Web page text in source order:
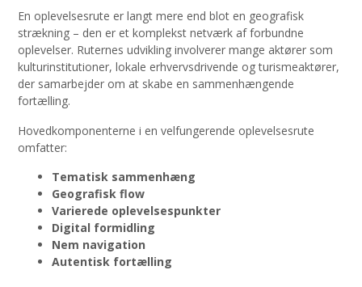
En oplevelsesrute er langt mere end blot en geografisk
strækning – den er et komplekst netværk af forbundne
oplevelser. Ruternes udvikling involverer mange aktører som
kulturinstitutioner, lokale erhvervsdrivende og turismeaktører,
der samarbejder om at skabe en sammenhængende
fortælling.
Hovedkomponenterne i en velfungerende oplevelsesrute
omfatter:
Tematisk sammenhæng
Geografisk flow
Varierede oplevelsespunkter
Digital formidling
Nem navigation
Autentisk fortælling